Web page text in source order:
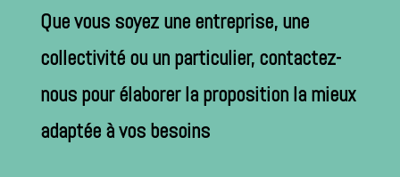
Que vous soyez une entreprise, une
collectivité ou un particulier, contactez-
nous pour élaborer la proposition la mieux
adaptée à vos besoins